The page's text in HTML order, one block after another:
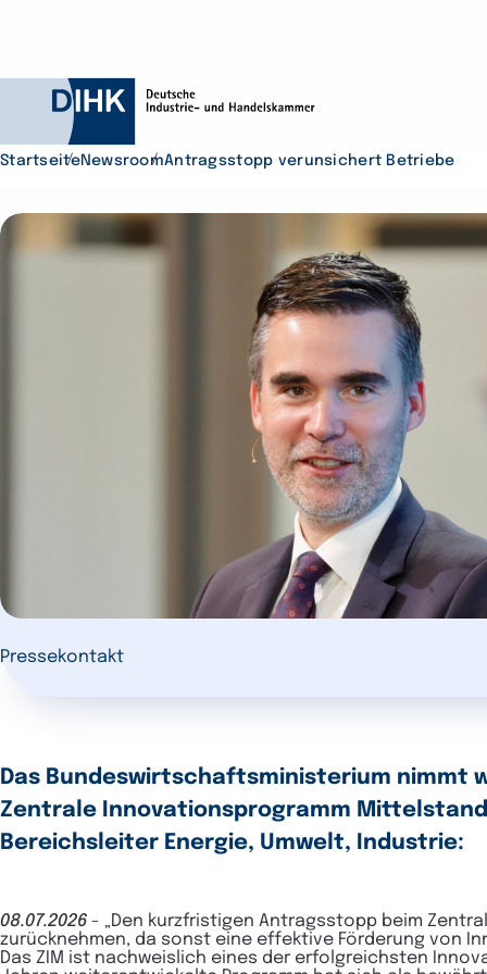
Durchsuchen Sie
StartseiteNewsroomAntragsstopp verunsichert Betriebe
Pressekontakt
Das Bundeswirtschaftsministerium nimmt
Zentrale Innovationsprogramm Mittelstand
Bereichsleiter Energie, Umwelt, Industrie:
08.07.2026 - „Den kurzfristigen Antragsstopp beim
zurücknehmen, da sonst eine effektive Förderung von
Das ZIM ist nachweislich eines der erfolgreichsten